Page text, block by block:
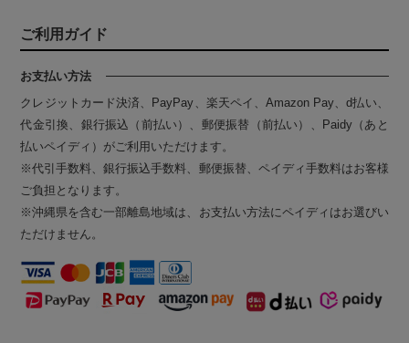
ご利用ガイド
お支払い方法
クレジットカード決済、PayPay、楽天ペイ、Amazon Pay、d払い、
代金引換、銀行振込（前払い）、郵便振替（前払い）、Paidy（あと
払いペイディ）がご利用いただけます。
※代引手数料、銀行振込手数料、郵便振替、ペイディ手数料はお客様
ご負担となります。
※沖縄県を含む一部離島地域は、お支払い方法にペイディはお選びい
ただけません。